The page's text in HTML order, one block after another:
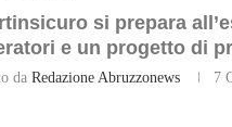
si prepara
e un progetto di
da Redazione Abruzzonews 7